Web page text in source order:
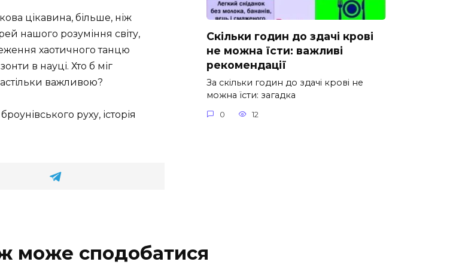
цікавина, більше, ніж
нашого розуміння світу,
хаотичного танцю
в науці. Хто б міг
важливою?
руху, історія
Скільки годин до здачі крові
не можна їсти: важливі
рекомендації
За скільки годин до здачі крові не
можна їсти: загадка
0 12
може сподобатися